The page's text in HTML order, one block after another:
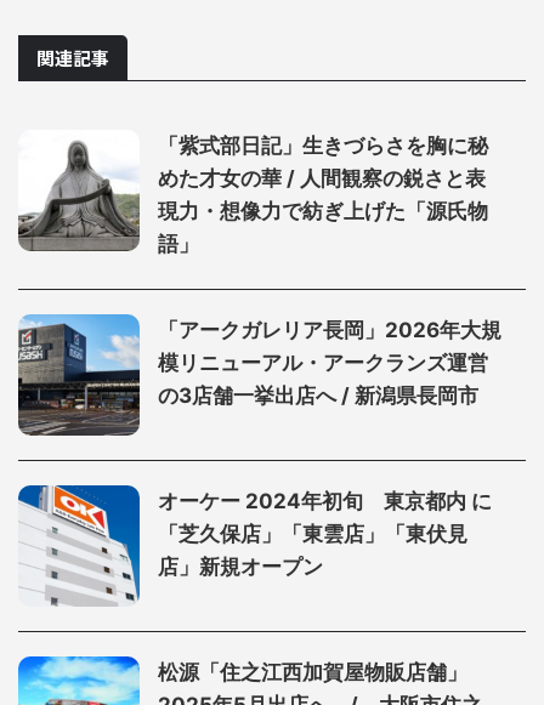
関連記事
「紫式部日記」生きづらさを胸に秘
めた才女の華 / 人間観察の鋭さと表
現力・想像力で紡ぎ上げた「源氏物
語」
「アークガレリア長岡」2026年大規
模リニューアル・アークランズ運営
の3店舗一挙出店へ / 新潟県長岡市
オーケー 2024年初旬 東京都内 に
「芝久保店」「東雲店」「東伏見
店」新規オープン
松源「住之江西加賀屋物販店舗」